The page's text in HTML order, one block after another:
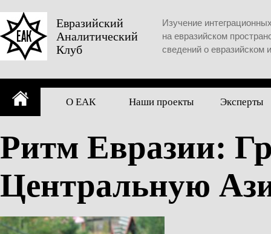
to
content
Евразийский
Аналитический
Клуб
Изучение
на евразийском
сведений о евразийском
О ЕАК Наши проекты Эксперты
Ритм Евразии:
Центральную